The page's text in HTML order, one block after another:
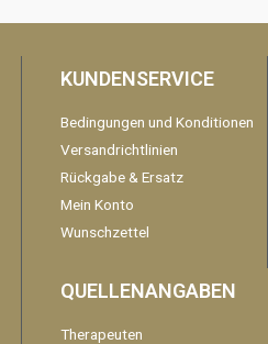
KUNDENSERVICE
Bedingungen und Konditionen
Versandrichtlinien
Rückgabe & Ersatz
Mein Konto
Wunschzettel
QUELLENANGABEN
Therapeuten